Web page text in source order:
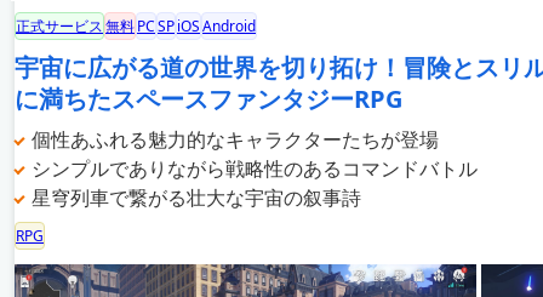
正式サービス無料PCSPiOSAndroid
宇宙に広がる道の世界を切り拓け！冒険とスリ
に満ちたスペースファンタジーRPG
個性あふれる魅力的なキャラクターたちが登場
シンプルでありながら戦略性のあるコマンドバトル
星穹列車で繋がる壮大な宇宙の叙事詩
RPG